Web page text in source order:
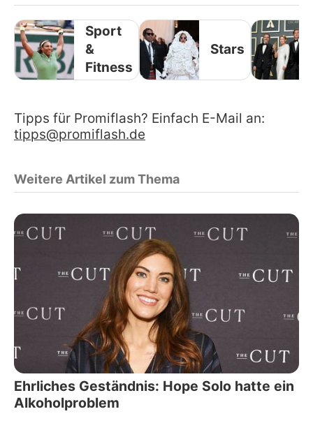
Sport
&
Fitness
Stars
Tipps für Promiflash? Einfach E-Mail an:
tipps@promiflash.de
Weitere Artikel zum Thema
Ehrliches Geständnis: Hope Solo hatte ein
Alkoholproblem